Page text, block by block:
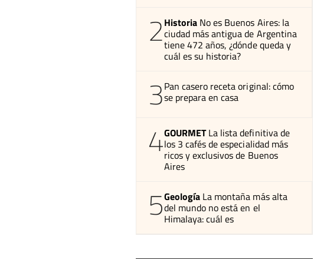
2Historia No es Buenos Aires: la
ciudad más antigua de Argentina
tiene 472 años, ¿dónde queda y
cuál es su historia?
3Pan casero receta original: cómo
se prepara en casa
4GOURMET La lista definitiva de
los 3 cafés de especialidad más
ricos y exclusivos de Buenos
Aires
5Geología La montaña más alta
del mundo no está en el
Himalaya: cuál es